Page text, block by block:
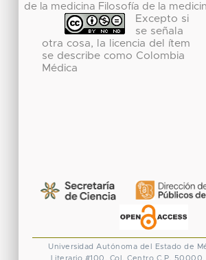
de la medicina Filosofía de la
Excepto si
se señala
otra cosa, la licencia del ítem
se describe como Colombia
Médica
Universidad Autónoma del Estado de